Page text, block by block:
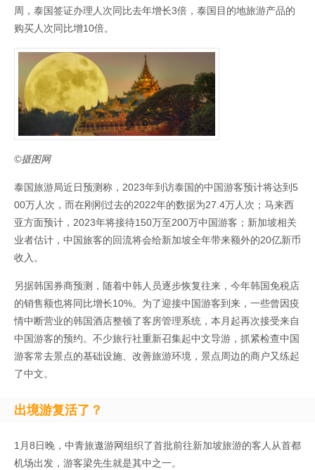
周，泰国签证办理人次同比去年增长3倍，泰国目的地旅游产品的
购买人次同比增10倍。
©摄图网
泰国旅游局近日预测称，2023年到访泰国的中国游客预计将达到5
00万人次，而在刚刚过去的2022年的数据为27.4万人次；马来西
亚方面预计，2023年将接待150万至200万中国游客；新加坡相关
业者估计，中国旅客的回流将会给新加坡全年带来额外的20亿新币
收入。
另据韩国券商预测，随着中韩人员逐步恢复往来，今年韩国免税店
的销售额也将同比增长10%。为了迎接中国游客到来，一些曾因疫
情中断营业的韩国酒店整顿了客房管理系统，本月起再次接受来自
中国游客的预约。不少旅行社重新召集起中文导游，抓紧检查中国
游客常去景点的基础设施、改善旅游环境，景点周边的商户又练起
了中文。
出境游复活了？
1月8日晚，中青旅遨游网组织了首批前往新加坡旅游的客人从首都
机场出发，游客梁先生就是其中之一。